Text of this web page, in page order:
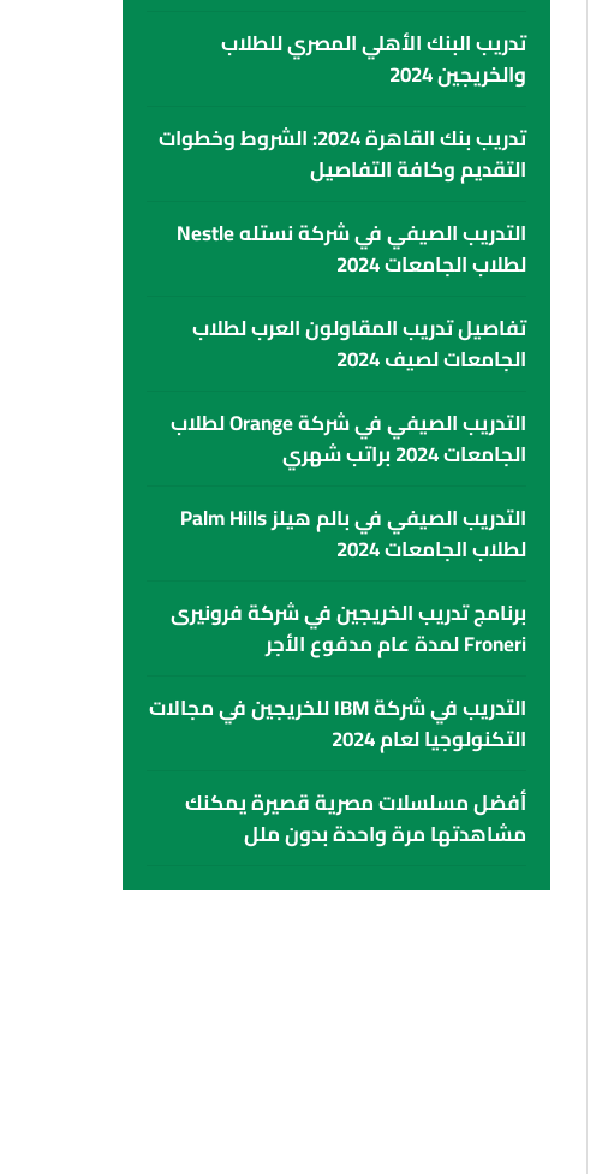
تدريب البنك الأهلي المصري للطلاب
والخريجين 2024
تدريب بنك القاهرة 2024: الشروط وخطوات
التقديم وكافة التفاصيل
التدريب الصيفي في شركة نستله Nestle
لطلاب الجامعات 2024
تفاصيل تدريب المقاولون العرب لطلاب
الجامعات لصيف 2024
التدريب الصيفي في شركة Orange لطلاب
الجامعات 2024 براتب شهري
التدريب الصيفي في بالم هيلز Palm Hills
لطلاب الجامعات 2024
برنامج تدريب الخريجين في شركة فرونيرى
Froneri لمدة عام مدفوع الأجر
التدريب في شركة IBM للخريجين في مجالات
التكنولوجيا لعام 2024
أفضل مسلسلات مصرية قصيرة يمكنك
مشاهدتها مرة واحدة بدون ملل